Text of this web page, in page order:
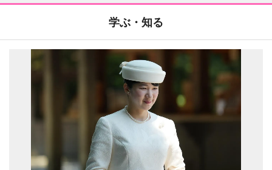
学ぶ・知る